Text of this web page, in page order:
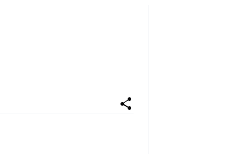
share